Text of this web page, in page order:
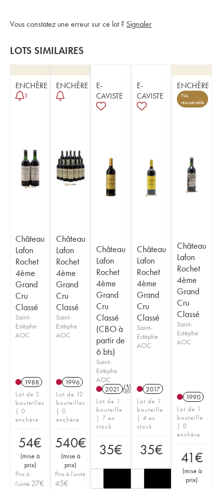
Vous constatez une erreur sur ce lot ? Signaler
LOTS SIMILAIRES
ENCHÈRE
1
Château
Lafon
Rochet
4ème
Grand
Cru
Classé
Saint-
Estèphe
AOC
1988
Lot de 2
bouteilles
| 0
enchère
54€
(mise à
prix)
Prix à
l'unité 27€
ENCHÈRE
Château
Lafon
Rochet
4ème
Grand
Cru
Classé
Saint-
Estèphe
AOC
1996
Lot de 12
bouteilles
| 0
enchère
540€
(mise à
prix)
Prix à l'unité
45€
E-
CAVISTE
Château
Lafon
Rochet
4ème
Grand
Cru
Classé
(CBO à
partir de
6 bts)
Saint-
Estèphe
AOC
2021 T
Lot de 1
bouteille
| 7 en
stock
35€
E-
CAVISTE
Château
Lafon
Rochet
4ème
Grand
Cru
Classé
Saint-
Estèphe
AOC
2017
Lot de 1
bouteille
| 4 en
stock
35€
ENCHÈRE
TVA
récupérable
Château
Lafon
Rochet
4ème
Grand
Cru
Classé
Saint-
Estèphe
AOC
1990
Lot de 1
bouteille
| 0
enchère
41€
(mise à
prix)